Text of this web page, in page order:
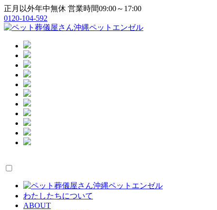
正月以外年中無休 営業時間09:00～17:00
0120-104-592
わたしたちについて
ABOUT